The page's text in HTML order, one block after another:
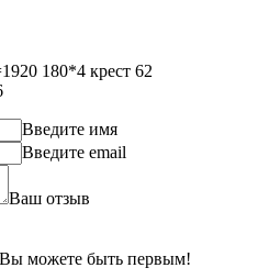
180*4 крест 62
Введите имя
Введите email
Ваш отзыв
можете быть первым!